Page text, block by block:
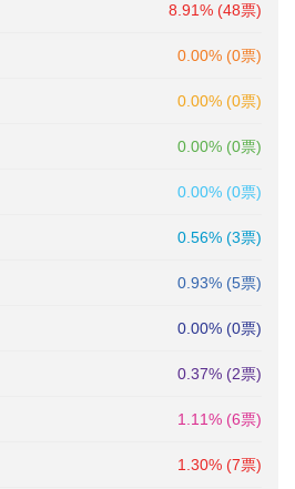
8.91% (48票)
0.00% (0票)
0.00% (0票)
0.00% (0票)
0.00% (0票)
0.56% (3票)
0.93% (5票)
0.00% (0票)
0.37% (2票)
1.11% (6票)
1.30% (7票)